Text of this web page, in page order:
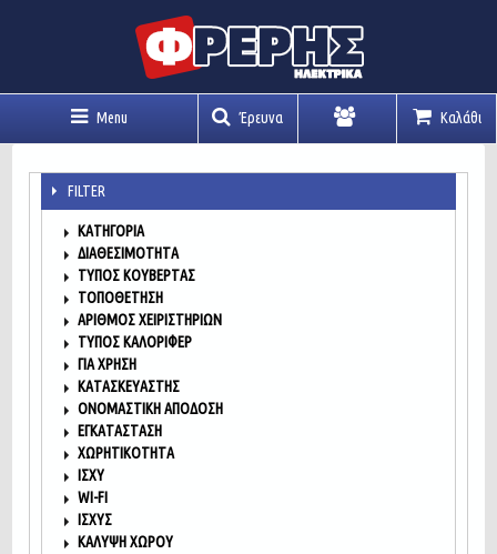
Menu Έρευνα Καλάθι
FILTER
ΚΑΤΗΓΟΡΙΑ
ΔΙΑΘΕΣΙΜΌΤΗΤΑ
ΤΎΠΟΣ ΚΟΥΒΈΡΤΑΣ
ΤΟΠΟΘΈΤΗΣΗ
ΑΡΙΘΜΌΣ ΧΕΙΡΙΣΤΗΡΊΩΝ
ΤΎΠΟΣ ΚΑΛΟΡΙΦΈΡ
ΓΙΑ ΧΡΉΣΗ
ΚΑΤΑΣΚΕΥΑΣΤΉΣ
ΟΝΟΜΑΣΤΙΚΉ ΑΠΌΔΟΣΗ
ΕΓΚΑΤΆΣΤΑΣΗ
ΧΩΡΗΤΙΚΌΤΗΤΑ
ΙΣΧΎ
WI-FI
ΙΣΧΎΣ
ΚΆΛΥΨΗ ΧΏΡΟΥ